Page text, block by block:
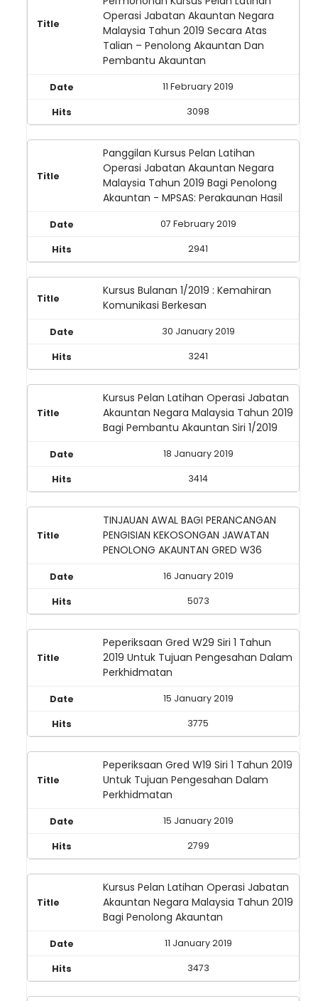
Operasi Jabatan Akauntan Negara
Malaysia Tahun 2019 Secara Atas
Talian – Penolong Akauntan Dan
Pembantu Akauntan
11 February 2019
3098
Panggilan Kursus Pelan Latihan
Operasi Jabatan Akauntan Negara
Malaysia Tahun 2019 Bagi Penolong
Akauntan - MPSAS: Perakaunan Hasil
07 February 2019
2941
Kursus Bulanan 1/2019 : Kemahiran
Komunikasi Berkesan
30 January 2019
3241
Kursus Pelan Latihan Operasi Jabatan
Akauntan Negara Malaysia Tahun 2019
Bagi Pembantu Akauntan Siri 1/2019
18 January 2019
3414
TINJAUAN AWAL BAGI PERANCANGAN
PENGISIAN KEKOSONGAN JAWATAN
PENOLONG AKAUNTAN GRED W36
16 January 2019
5073
Peperiksaan Gred W29 Siri 1 Tahun
2019 Untuk Tujuan Pengesahan Dalam
Perkhidmatan
15 January 2019
3775
Peperiksaan Gred W19 Siri 1 Tahun 2019
Untuk Tujuan Pengesahan Dalam
Perkhidmatan
15 January 2019
2799
Kursus Pelan Latihan Operasi Jabatan
Akauntan Negara Malaysia Tahun 2019
Bagi Penolong Akauntan
11 January 2019
3473